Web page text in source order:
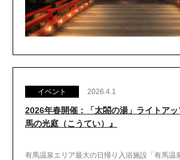
イベント 2026.4.1
2026年春開催：「太閤の湯」ライトア
馬の光庭（こうてい）』
有馬温泉エリア最大の日帰り入浴施設「有馬温